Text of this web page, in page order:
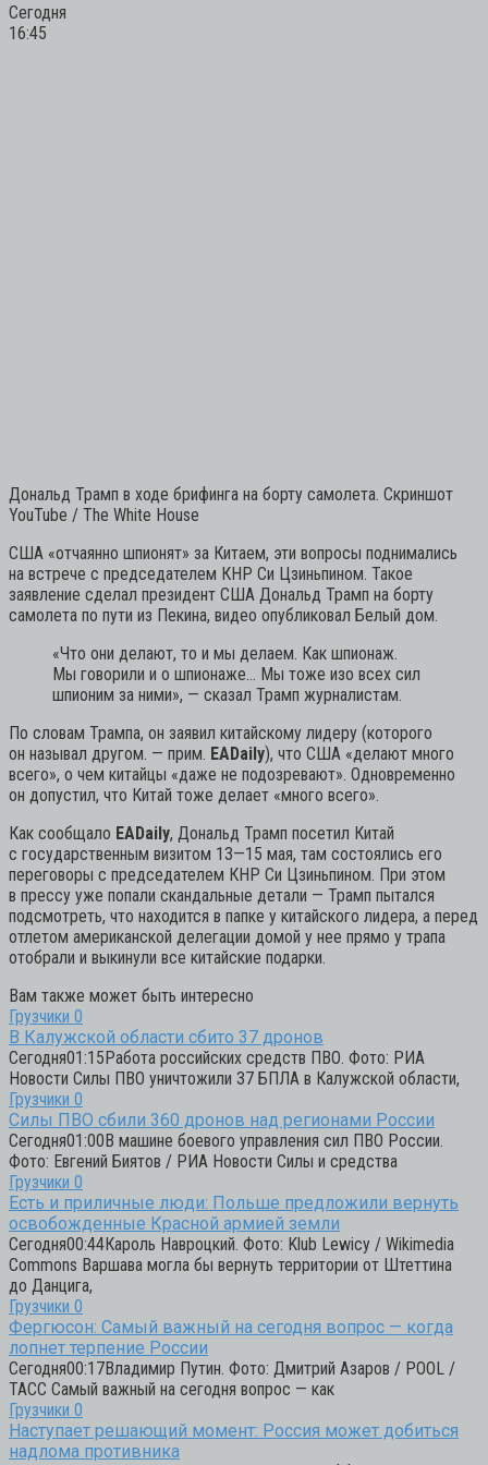
Сегодня
16:45
Дональд Трамп в ходе брифинга на борту самолета. Скриншот
YouTube / The White House
США «отчаянно шпионят» за Китаем, эти вопросы поднимались
на встрече с председателем КНР Си Цзиньпином. Такое
заявление сделал президент США Дональд Трамп на борту
самолета по пути из Пекина, видео опубликовал Белый дом.
«Что они делают, то и мы делаем. Как шпионаж.
Мы говорили и о шпионаже… Мы тоже изо всех сил
шпионим за ними», — сказал Трамп журналистам.
По словам Трампа, он заявил китайскому лидеру (которого
он называл другом. — прим. EADaily), что США «делают много
всего», о чем китайцы «даже не подозревают». Одновременно
он допустил, что Китай тоже делает «много всего».
Как сообщало EADaily, Дональд Трамп посетил Китай
с государственным визитом 13—15 мая, там состоялись его
переговоры с председателем КНР Си Цзиньпином. При этом
в прессу уже попали скандальные детали — Трамп пытался
подсмотреть, что находится в папке у китайского лидера, а перед
отлетом американской делегации домой у нее прямо у трапа
отобрали и выкинули все китайские подарки.
Вам также может быть интересно
Грузчики 0
В Калужской области сбито 37 дронов
Сегодня01:15Работа российских средств ПВО. Фото: РИА
Новости Силы ПВО уничтожили 37 БПЛА в Калужской области,
Грузчики 0
Силы ПВО сбили 360 дронов над регионами России
Сегодня01:00В машине боевого управления сил ПВО России.
Фото: Евгений Биятов / РИА Новости Силы и средства
Грузчики 0
Есть и приличные люди: Польше предложили вернуть
освобожденные Красной армией земли
Сегодня00:44Кароль Навроцкий. Фото: Klub Lewicy / Wikimedia
Commons Варшава могла бы вернуть территории от Штеттина
до Данцига,
Грузчики 0
Фергюсон: Самый важный на сегодня вопрос — когда
лопнет терпение России
Сегодня00:17Владимир Путин. Фото: Дмитрий Азаров / POOL /
ТАСС Самый важный на сегодня вопрос — как
Грузчики 0
Наступает решающий момент: Россия может добиться
надлома противника